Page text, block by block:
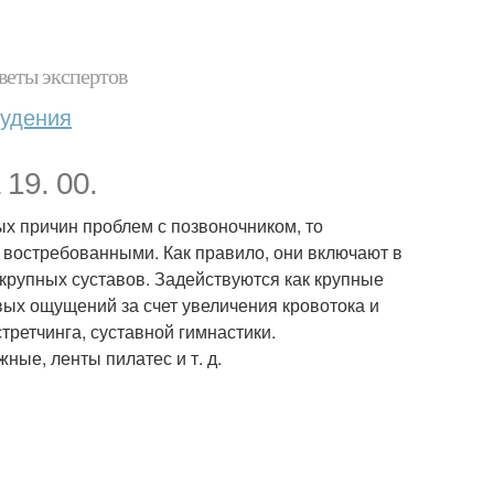
экспертов
00.
причин проблем с позвоночником, то
Как правило, они включают в
суставов. Задействуются как крупные
ощущений за счет увеличения кровотока и
суставной гимнастики.
ленты пилатес и т. д.